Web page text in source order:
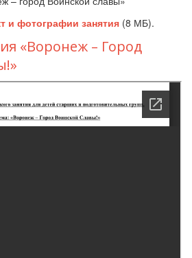
и фотографии занятия (8 МБ).
«Воронеж – Город